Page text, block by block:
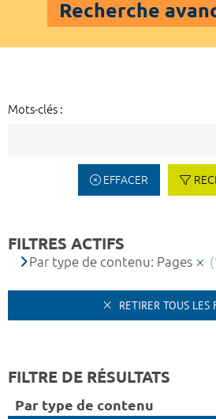
Recherche
Mots-clés :
EFFACER
FILTRES ACTIFS
Par type de contenu: Pages
RETIRER TOUS LES
FILTRE DE RÉSULTATS
Par type de contenu